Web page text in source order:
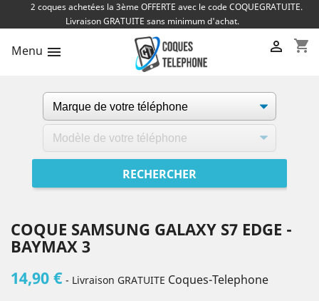
2 coques achetées la 3ème OFFERTE avec le code COQUEGRATUITE.
Livraison GRATUITE sans minimum d'achat.
Menu  shopping_cart

COQUE SAMSUNG GALAXY S7 EDGE -
BAYMAX 3
14,90 € - Livraison GRATUITE Coques-Telephone